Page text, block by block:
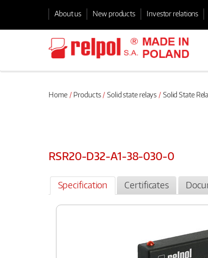
About us New products Investor relations
Home Products Solid state relays Solid State
RSR20-D32-A1-38-030-0
Specification Certificates